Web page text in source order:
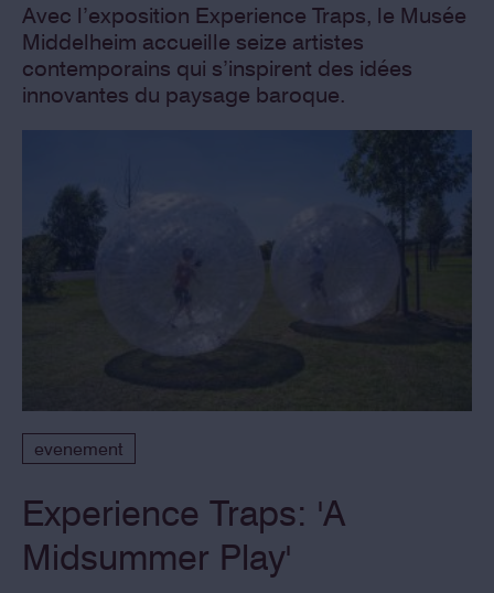
Avec l’exposition Experience Traps, le Musée
Middelheim accueille seize artistes
contemporains qui s’inspirent des idées
innovantes du paysage baroque.
evenement
Experience Traps: 'A
Midsummer Play'